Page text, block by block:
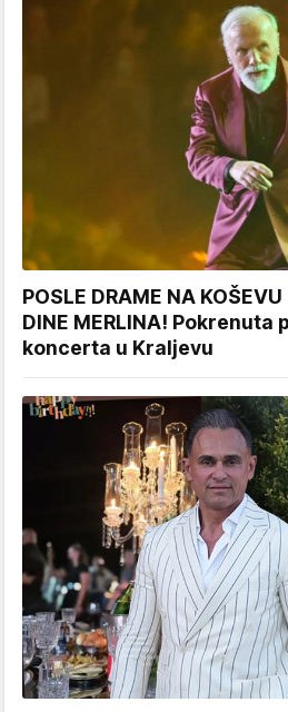
POSLE DRAME NA KOŠEVU
DINE MERLINA!
koncerta u Kraljevu